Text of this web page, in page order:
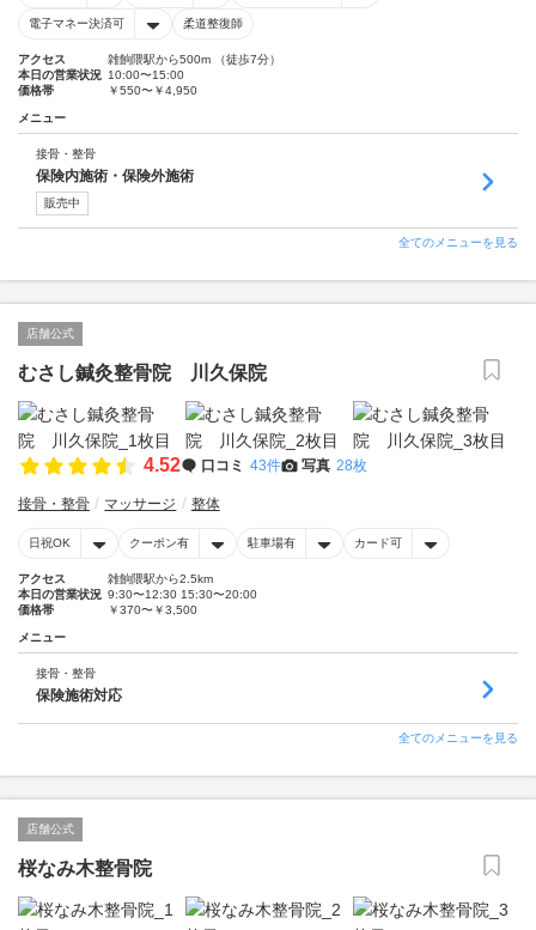
電子マネー決済可 柔道整復師
アクセス
雑餉隈駅から500m （徒歩7分）
本日の営業状況 10:00〜15:00
価格帯
￥550〜￥4,950
メニュー
接骨・整骨
保険内施術・保険外施術
販売中
全てのメニューを見る
店舗公式
むさし鍼灸整骨院 川久保院
4.52 口コミ 43件 写真 28枚
接骨・整骨 マッサージ 整体
日祝OK クーポン有 駐車場有 カード可
アクセス
雑餉隈駅から2.5km
本日の営業状況 9:30〜12:30 15:30〜20:00
価格帯
￥370〜￥3,500
メニュー
接骨・整骨
保険施術対応
全てのメニューを見る
店舗公式
桜なみ木整骨院